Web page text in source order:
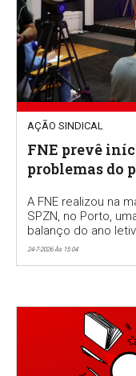
AÇÃO SINDICAL
FNE prevê
problemas do
A FNE realizou na
SPZN, no Porto,
balanço do ano
24-7-2026 Às 15:04